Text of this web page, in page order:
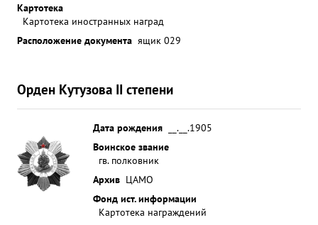
Картотека
Картотека иностранных наград
Расположение документа ящик 029
Орден Кутузова II степени
Дата рождения
__.__.1905
Воинское звание
гв. полковник
Архив ЦАМО
Фонд ист. информации
Картотека награждений